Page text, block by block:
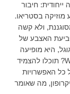
חיבור
בסטריאו.
ולא קשה
האצבע של
היא מופיעה
? תוכלו להצמיד
כל האפשרויות
מה שאומר